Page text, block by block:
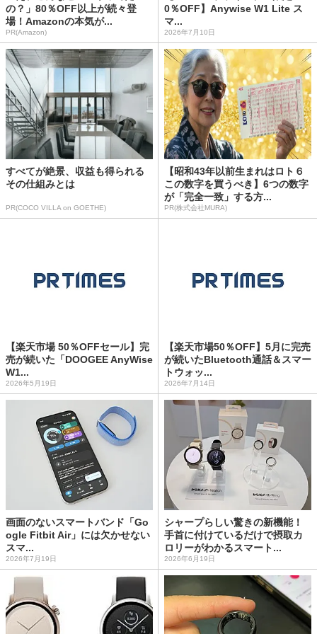
の？」80％OFF以上が続々登
場！Amazonの本気が...
PR(Amazon)
0％OFF】Anywise W1 Lite ス
マ...
2026年7月10日
すべてが絶景、収益も得られる
その仕組みとは
PR(COCO VILLA on GOETHE)
【昭和43年以前生まれはロト６
この数字を買うべき】6つの数字
が「完全一致」する方...
PR(株式会社MURA)
【楽天市場 50％OFFセール】完
売が続いた「DOOGEE AnyWise
W1...
2026年5月19日
【楽天市場50％OFF】5月に完売
が続いたBluetooth通話＆スマー
トウォッ...
2026年7月14日
画面のないスマートバンド「Go
ogle Fitbit Air」には欠かせない
スマ...
2026年7月19日
シャープらしい驚きの新機能！
手首に付けているだけで摂取カ
ロリーがわかるスマート...
2026年6月19日